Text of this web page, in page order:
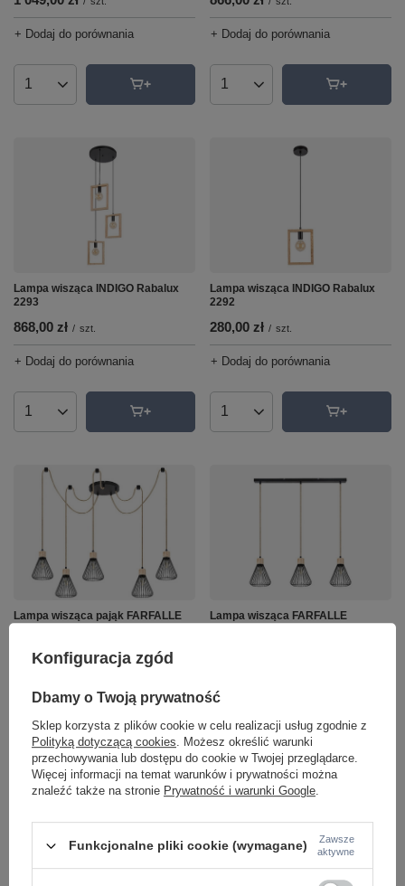
+ Dodaj do porównania
Ilość produktów
+ Dodaj do porównania
Ilość produktów
Lampa wisząca INDIGO Rabalux
2293
868,00 zł / szt.
+ Dodaj do porównania
Ilość produktów
Lampa wisząca INDIGO Rabalux
2292
280,00 zł / szt.
+ Dodaj do porównania
Ilość produktów
Lampa wisząca pająk FARFALLE
746,00 zł / szt.
Ilość produktów
Lampa wisząca FARFALLE
+ Dodaj do porównania
Ilość produktów
Konfiguracja zgód
Dbamy o Twoją prywatność
Sklep korzysta z plików cookie w celu realizacji usług zgodnie z
Polityką dotyczącą cookies. Możesz określić warunki
przechowywania lub dostępu do cookie w Twojej przeglądarce.
Więcej informacji na temat warunków i prywatności można
znaleźć także na stronie Prywatność i warunki Google.
Funkcjonalne pliki cookie (wymagane)
Zawsze
aktywne